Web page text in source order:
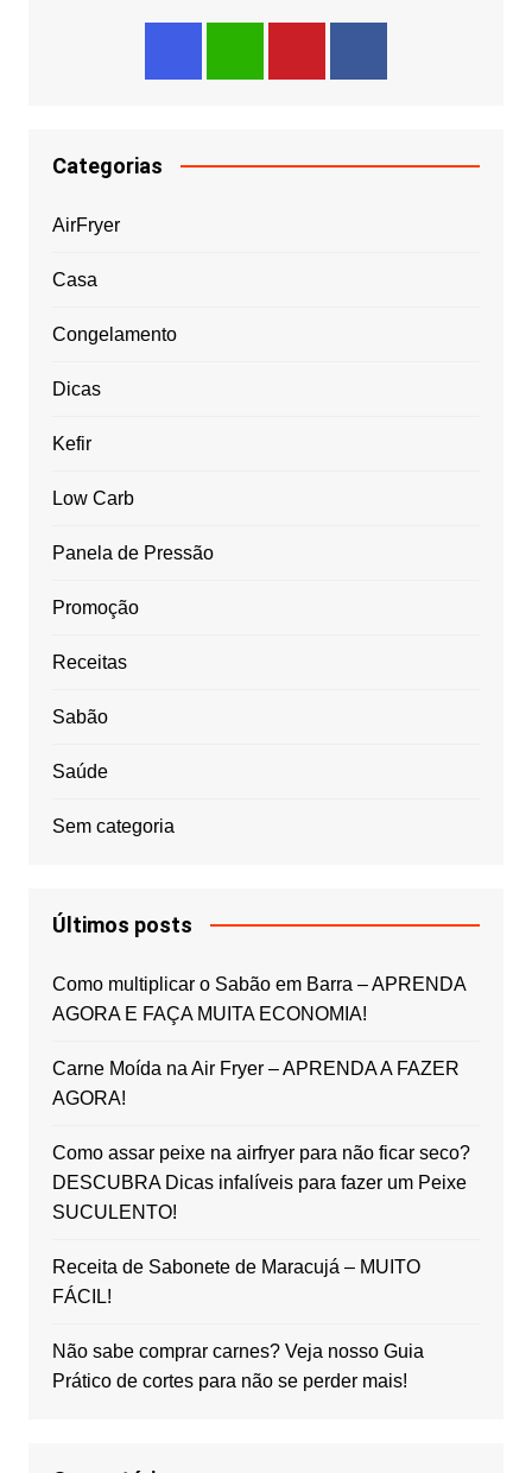
Categorias
AirFryer
Casa
Congelamento
Dicas
Kefir
Low Carb
Panela de Pressão
Promoção
Receitas
Sabão
Saúde
Sem categoria
Últimos posts
Como multiplicar o Sabão em Barra – APRENDA
AGORA E FAÇA MUITA ECONOMIA!
Carne Moída na Air Fryer – APRENDA A FAZER
AGORA!
Como assar peixe na airfryer para não ficar seco?
DESCUBRA Dicas infalíveis para fazer um Peixe
SUCULENTO!
Receita de Sabonete de Maracujá – MUITO
FÁCIL!
Não sabe comprar carnes? Veja nosso Guia
Prático de cortes para não se perder mais!